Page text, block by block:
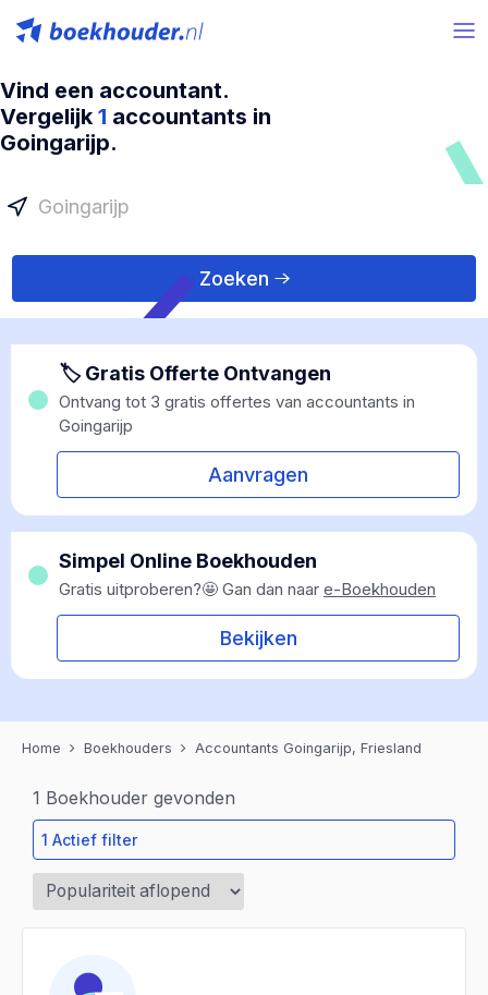
Vind een accountant.
Vergelijk 1 accountants in
Goingarijp.
Zoeken
🏷 Gratis Offerte Ontvangen
Ontvang tot 3 gratis offertes van accountants in
Goingarijp
Aanvragen
Simpel Online Boekhouden
Gratis uitproberen?🤩 Gan dan naar e-Boekhouden
Bekijken
Home Boekhouders Accountants Goingarijp, Friesland
1 Boekhouder gevonden
1 Actief filter